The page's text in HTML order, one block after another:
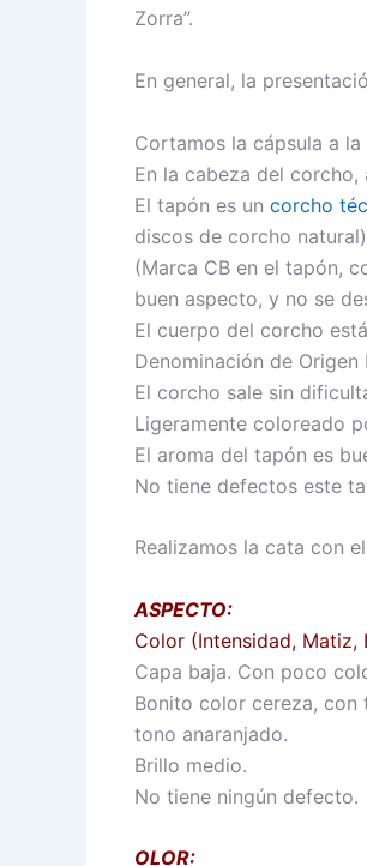
Zorra”.
En general, la
Cortamos la cápsula a
En la cabeza del corcho,
El tapón es un corcho
discos de corcho
(Marca CB en el tapón,
buen aspecto, y no se
El cuerpo del corcho
Denominación de Origen
El corcho sale sin
Ligeramente coloreado
El aroma del tapón es
No tiene defectos este
Realizamos la cata con
ASPECTO:
Color (Intensidad, Matiz,
Capa baja. Con poco
Bonito color cereza, con
tono anaranjado.
Brillo medio.
No tiene ningún defecto.
OLOR: